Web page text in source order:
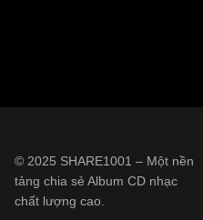
© 2025 SHARE1001 – Một nền
tảng chia sẻ Album CD nhạc
chất lượng cao.